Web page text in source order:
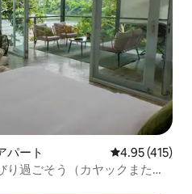
パート レビュー415
4.95 (415)
過ごそう（カヤックまたは